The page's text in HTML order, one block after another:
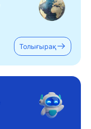
Толығырақ